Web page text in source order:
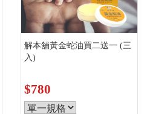
解本舖黃金蛇油買二送一 (三
入)
$780